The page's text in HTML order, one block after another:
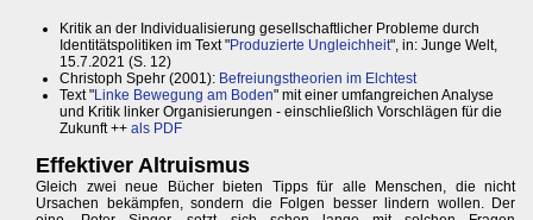
Kritik an der Individualisierung gesellschaftlicher Probleme durch
Identitätspolitiken im Text "Produzierte Ungleichheit", in: Junge Welt,
15.7.2021 (S. 12)
Christoph Spehr (2001): Befreiungstheorien im Elchtest
Text "Linke Bewegung am Boden" mit einer umfangreichen Analyse
und Kritik linker Organisierungen - einschließlich Vorschlägen für die
Zukunft ++ als PDF
Effektiver Altruismus
Gleich zwei neue Bücher bieten Tipps für alle Menschen, die nicht
Ursachen bekämpfen, sondern die Folgen besser lindern wollen. Der